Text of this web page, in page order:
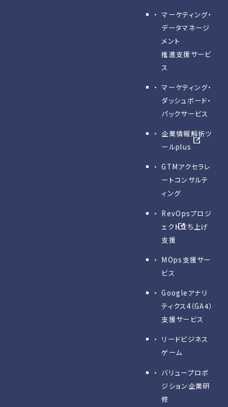
マーケティング・
データマネージ
メント
推進支援サービ
ス
マーケティング・
ダッシュボード・
パックサービス
企業情報解析ツ
ールplus
GTMアクセラレ
ートコンサルテ
ィング
RevOpsプロジ
ェクト立ち上げ
支援
MOps支援サー
ビス
Googleアナリ
ティクス4（GA4）
支援サービス
リードビジネス
ゲーム
バリュープロポ
ジション企業研
修